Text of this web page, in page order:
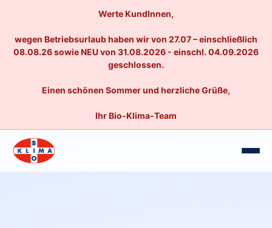
Werte KundInnen,
wegen Betriebsurlaub haben wir von 27.07 – einschließlich
08.08.26 sowie NEU von 31.08.2026 - einschl. 04.09.2026
geschlossen.
Einen schönen Sommer und herzliche Grüße,
Ihr Bio-Klima-Team